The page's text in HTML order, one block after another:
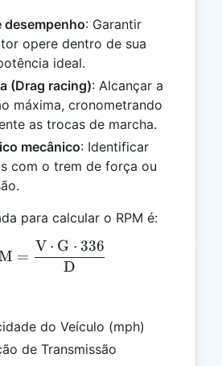
desempenho: Garantir
opere dentro de sua
ideal.
(Drag racing): Alcançar a
máxima, cronometrando
as trocas de marcha.
mecânico: Identificar
com o trem de força ou
para calcular o RPM é:
\text{RPM} =
=
D
V ⋅ G ⋅ 336
do Veículo (mph)
de Transmissão